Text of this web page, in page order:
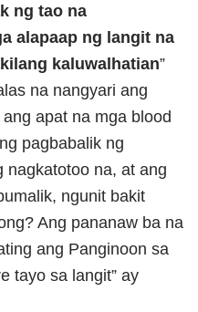
ng tao na
alapaap ng langit na
kaluwalhatian”
na nangyari ang
apat na mga blood
pagbabalik ng
nagkatotoo na, at ang
ngunit bakit
Ang pananaw ba na
ang Panginoon sa
tayo sa langit” ay